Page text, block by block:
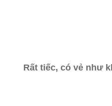
Rất tiếc, có vẻ như